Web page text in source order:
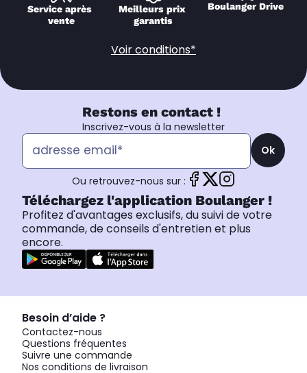
Service après
vente
Meilleurs prix
garantis
Boulanger Drive
Voir conditions*
Restons en contact !
Inscrivez-vous à la newsletter
Ok
Ou retrouvez-nous sur :
Téléchargez l'application Boulanger !
Profitez d'avantages exclusifs, du suivi de votre
commande, de conseils d'entretien et plus
encore.
Besoin d’aide ?
Contactez-nous
Questions fréquentes
Suivre une commande
Nos conditions de livraison